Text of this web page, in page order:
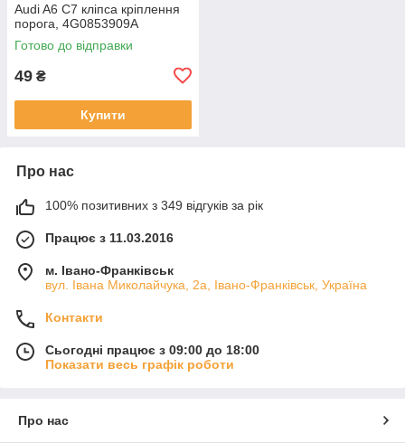
Audi A6 C7 кліпса кріплення
порога, 4G0853909A
Готово до відправки
49 ₴
Купити
Про нас
100% позитивних з 349 відгуків за рік
Працює з 11.03.2016
м. Івано-Франківськ
вул. Івана Миколайчука, 2а, Івано-Франківськ, Україна
Контакти
Сьогодні працює з 09:00 до 18:00
Показати весь графік роботи
Про нас